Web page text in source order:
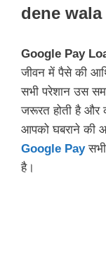
dene wala
Google Pay
जीवन में पैसे की
सभी परेशान उस
जरूरत होती है और
आपको घबराने की
Google Payसभी
है।